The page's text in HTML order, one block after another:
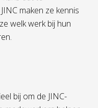
maken ze kennis
welk werk bij hun
bij om de JINC-